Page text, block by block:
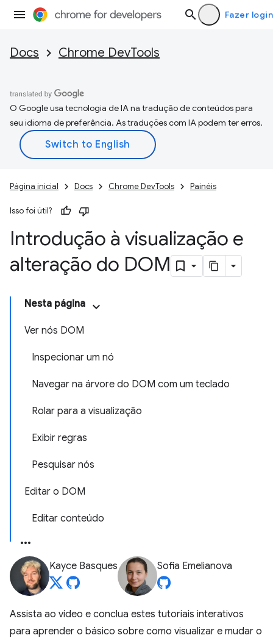
Fazer login
Docs Chrome DevTools
O Google usa tecnologia de IA na tradução de conteúdos para
seu idioma de preferência. As traduções com IA podem ter erros.
Página inicial Docs Chrome DevTools Painéis
Isso foi útil?
Introdução à visualização e
alteração do DOM
Nesta página
Ver nós DOM
Inspecionar um nó
Navegar na árvore do DOM com um teclado
Rolar para a visualização
Exibir regras
Pesquisar nós
Editar o DOM
Editar conteúdo
Kayce Basques Sofia Emelianova
Assista ao vídeo e conclua estes tutoriais interativos
para aprender o básico sobre como visualizar e mudar o